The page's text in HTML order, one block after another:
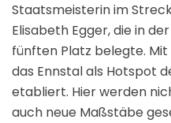
Staatsmeisterin im
Elisabeth Egger, die in
fünften Platz belegte.
das Ennstal als Hotspot
etabliert. Hier werden
auch neue Maßstäbe